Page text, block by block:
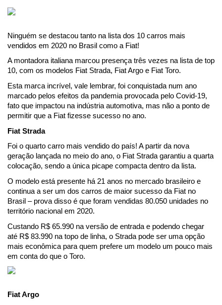
Ninguém se destacou tanto na lista dos 10 carros mais
vendidos em 2020 no Brasil como a Fiat!
A montadora italiana marcou presença três vezes na lista de top
10, com os modelos Fiat Strada, Fiat Argo e Fiat Toro.
Esta marca incrível, vale lembrar, foi conquistada num ano
marcado pelos efeitos da pandemia provocada pelo Covid-19,
fato que impactou na indústria automotiva, mas não a ponto de
permitir que a Fiat fizesse sucesso no ano.
Fiat Strada
Foi o quarto carro mais vendido do país! A partir da nova
geração lançada no meio do ano, o Fiat Strada garantiu a quarta
colocação, sendo a única picape compacta dentro da lista.
O modelo está presente há 21 anos no mercado brasileiro e
continua a ser um dos carros de maior sucesso da Fiat no
Brasil – prova disso é que foram vendidas 80.050 unidades no
território nacional em 2020.
Custando R$ 65.990 na versão de entrada e podendo chegar
até R$ 83.990 na topo de linha, o Strada pode ser uma opção
mais econômica para quem prefere um modelo um pouco mais
em conta do que o Toro.
Fiat Argo